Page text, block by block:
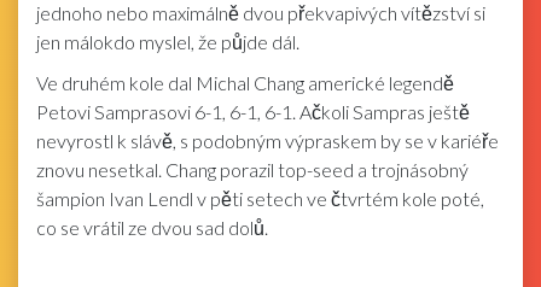
jednoho nebo maximálně dvou překvapivých vítězství si
jen málokdo myslel, že půjde dál.
Ve druhém kole dal Michal Chang americké legendě
Petovi Samprasovi 6-1, 6-1, 6-1. Ačkoli Sampras ještě
nevyrostl k slávě, s podobným výpraskem by se v kariéře
znovu nesetkal. Chang porazil top-seed a trojnásobný
šampion Ivan Lendl v pěti setech ve čtvrtém kole poté,
co se vrátil ze dvou sad dolů.